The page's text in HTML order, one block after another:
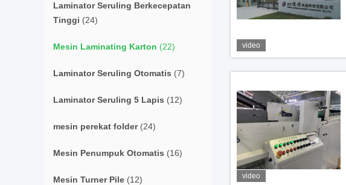
Laminator Seruling Berkecepatan
Tinggi (24)
Mesin Laminating Karton (22)
Laminator Seruling Otomatis (7)
Laminator Seruling 5 Lapis (12)
mesin perekat folder(24)
Mesin Penumpuk Otomatis (16)
Mesin Turner Pile (12)
video
video